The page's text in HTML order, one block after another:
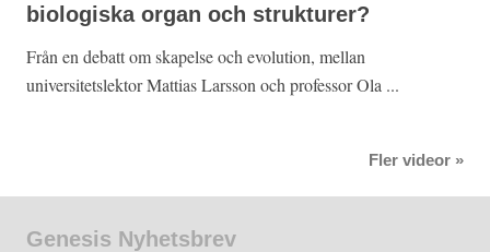
biologiska organ och strukturer?
Från en debatt om skapelse och evolution, mellan
universitetslektor Mattias Larsson och professor Ola ...
Fler videor »
Genesis Nyhetsbrev